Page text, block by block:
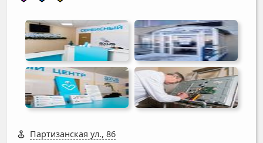
Партизанская ул., 86